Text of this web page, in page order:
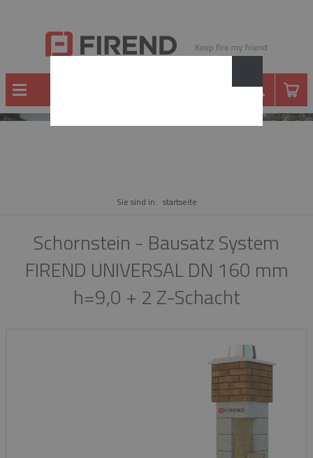
Sie sind in: startseite
Schornstein - Bausatz System
FIREND UNIVERSAL DN 160 mm
h=9,0 + 2 Z-Schacht